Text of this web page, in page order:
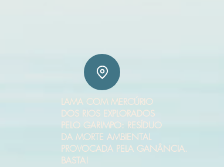
LAMA COM MERCÚRIO
DOS RIOS EXPLORADOS
PELO GARIMPO: RESÍDUO
DA MORTE AMBIENTAL
PROVOCADA PELA GANÂNCIA.
BASTA!